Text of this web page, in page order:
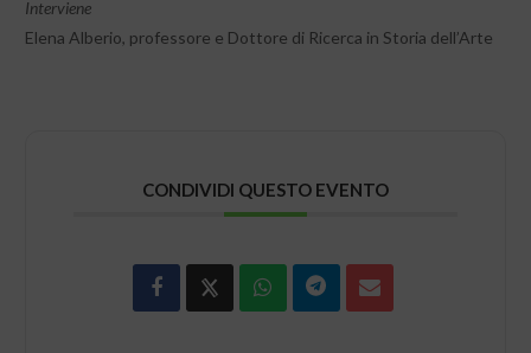
Interviene
Elena Alberio, professore e Dottore di Ricerca in Storia dell’Arte
CONDIVIDI QUESTO EVENTO